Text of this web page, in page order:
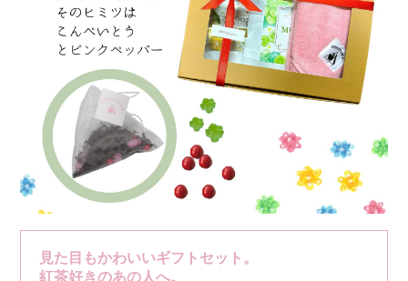
見た目もかわいいギフトセット。
紅茶好きのあの人へ。